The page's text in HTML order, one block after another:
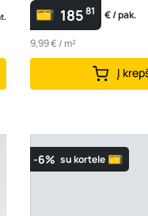
18581 € / pak.
9,99 € / m²
Į
-6% su kortele